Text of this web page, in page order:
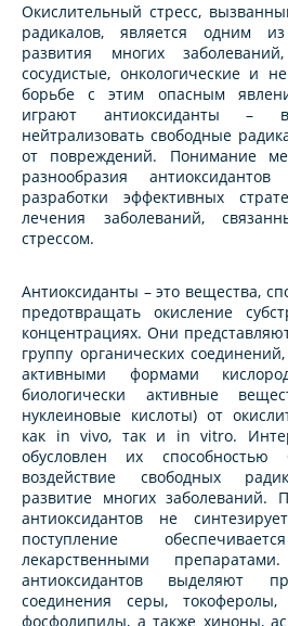
Окислительный стресс,
радикалов, является одним
развития многих
сосудистые, онкологические и
борьбе с этим опасным
играют антиоксиданты –
нейтрализовать свободные
от повреждений. Понимание
разнообразия
разработки эффективных
лечения заболеваний,
стрессом.
Антиоксиданты – это вещества,
предотвращать окисление
концентрациях. Они
группу органических
активными формами
биологически активные
нуклеиновые кислоты) от
как in vivo, так и in vitro.
обусловлен их способностью
воздействие свободных
развитие многих заболеваний.
антиоксидантов не
поступление
лекарственными
антиоксидантов выделяют
соединения серы,
фосфолипиды, а также хиноны,